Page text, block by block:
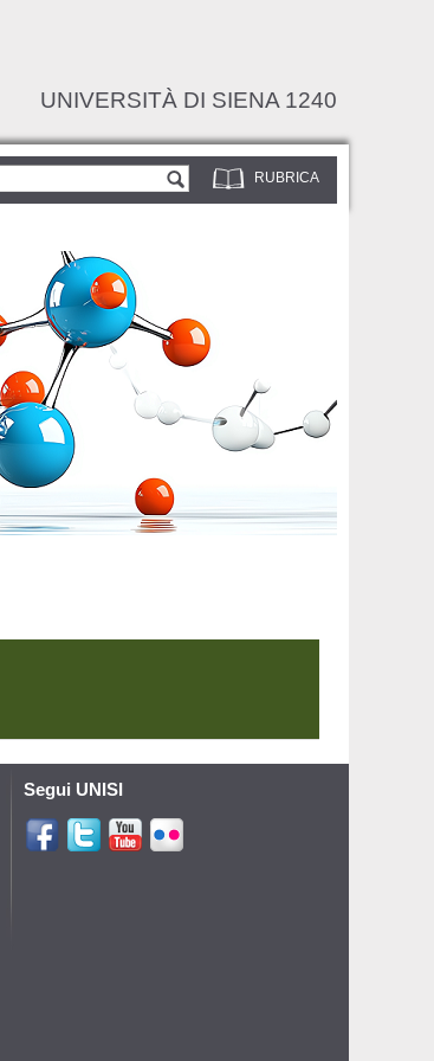
UNIVERSITÀ DI SIENA 1240
RUBRICA
Form di ricerca
Segui UNISI